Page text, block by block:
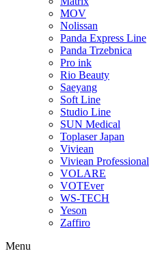
MOV
Nolissan
Panda Express Line
Panda Trzebnica
Pro ink
Rio Beauty
Saeyang
Soft Line
Studio Line
SUN Medical
Toplaser Japan
Viviean
Viviean Professional
VOLARE
VOTEver
WS-TECH
Yeson
Zaffiro
Menu